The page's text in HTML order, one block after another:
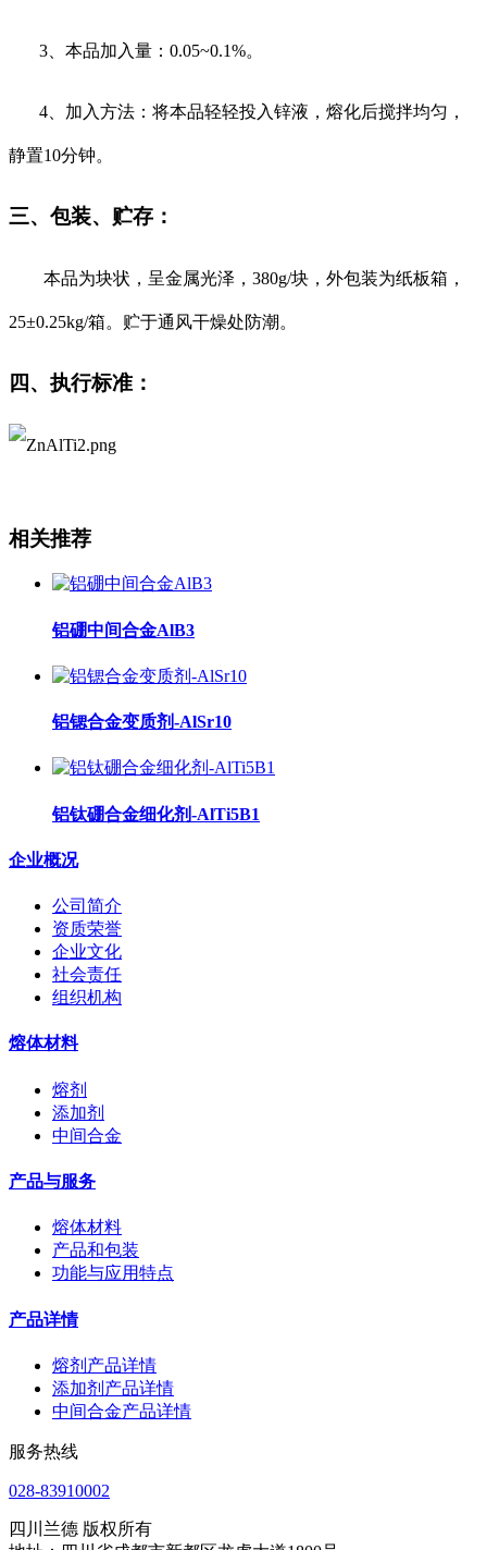
3 、本品加入量： 0.05~0.1%。
4 、加入方法：将本品轻轻投入锌液，熔化后搅拌均匀，
静置10分钟。
三、 包装、贮存：
本品为块状，呈金属光泽， 380g/块，外包装为纸板箱，
25±0.25kg/箱。贮于通风干燥处防潮。
四、执行标准 ：
相关推荐
铝硼中间合金AlB3
铝锶合金变质剂-AlSr10
铝钛硼合金细化剂-AlTi5B1
企业概况
公司简介
资质荣誉
企业文化
社会责任
组织机构
熔体材料
熔剂
添加剂
中间合金
产品与服务
熔体材料
产品和包装
功能与应用特点
产品详情
熔剂产品详情
添加剂产品详情
中间合金产品详情
服务热线
028-83910002
四川兰德 版权所有